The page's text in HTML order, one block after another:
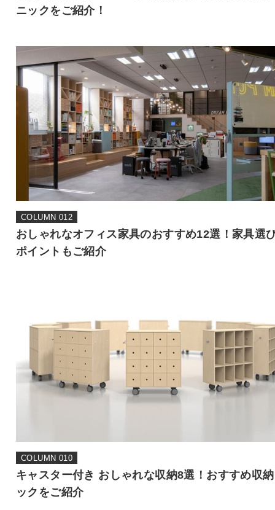
ニックをご紹介！
COLUMN 012
おしゃれなオフィス家具のおすすめ12選！家具選
ポイントもご紹介
COLUMN 010
キャスター付き おしゃれな収納8選！おすすめ収
ックをご紹介